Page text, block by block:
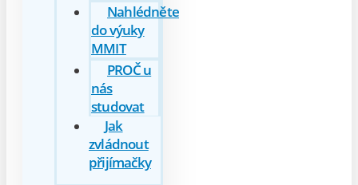
Nahlédněte
do výuky
MMIT
PROČ u
nás
studovat
Jak
zvládnout
přijímačky